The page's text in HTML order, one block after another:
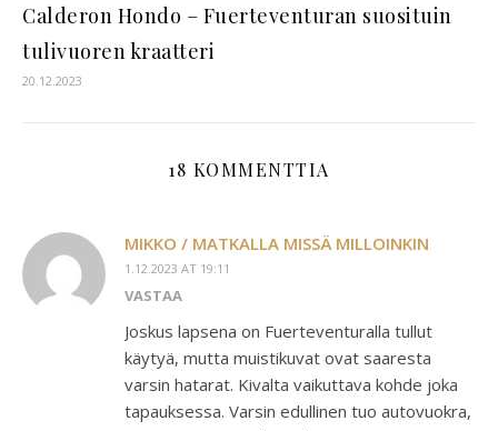
Calderon Hondo – Fuerteventuran suosituin
tulivuoren kraatteri
20.12.2023
18 KOMMENTTIA
MIKKO / MATKALLA MISSÄ MILLOINKIN
1.12.2023 AT 19:11
VASTAA
Joskus lapsena on Fuerteventuralla tullut
käytyä, mutta muistikuvat ovat saaresta
varsin hatarat. Kivalta vaikuttava kohde joka
tapauksessa. Varsin edullinen tuo autovuokra,